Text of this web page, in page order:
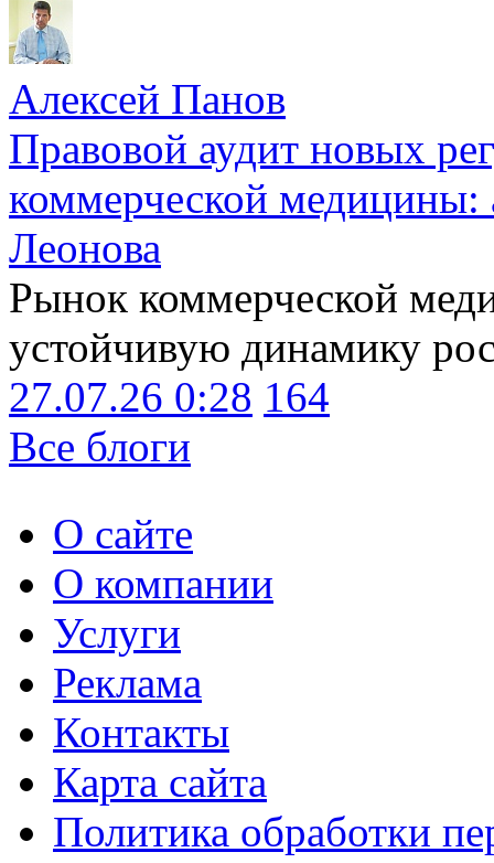
Алексей Панов
Правовой аудит новых
коммерческой медицины:
Леонова
Рынок коммерческой
устойчивую динамику
27.07.26 0:28 164
Все блоги
О сайте
О компании
Услуги
Реклама
Контакты
Карта сайта
Политика обработки